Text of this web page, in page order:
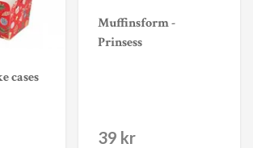
cases
Muffinsform -
Prinsess
39 kr